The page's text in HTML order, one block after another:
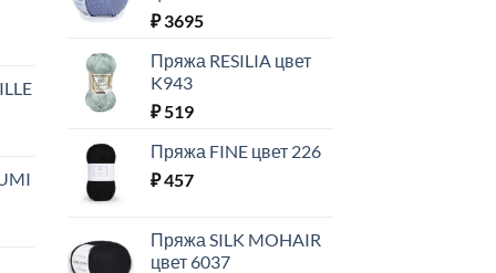
₽3695
Пряжа RESILIA цвет
K943
₽519
Пряжа FINE цвет 226
₽457
Пряжа SILK MOHAIR
цвет 6037